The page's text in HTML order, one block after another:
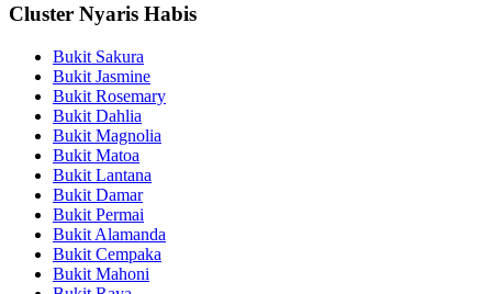
Cluster Nyaris Habis
Bukit Sakura
Bukit Jasmine
Bukit Rosemary
Bukit Dahlia
Bukit Magnolia
Bukit Matoa
Bukit Lantana
Bukit Damar
Bukit Permai
Bukit Alamanda
Bukit Cempaka
Bukit Mahoni